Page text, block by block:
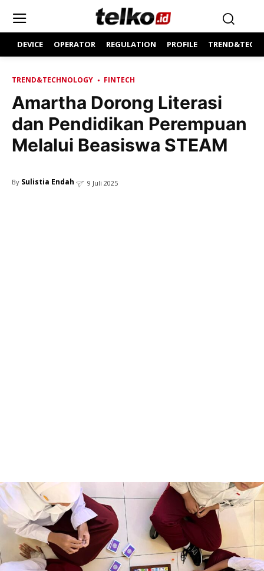
DEVICE OPERATOR REGULATION PROFILE
TREND&TECHNOLOGY FINTECH
Amartha Dorong Literasi
dan Pendidikan Perempuan
Melalui Beasiswa STEAM
By Sulistia Endah 9 Juli 2025